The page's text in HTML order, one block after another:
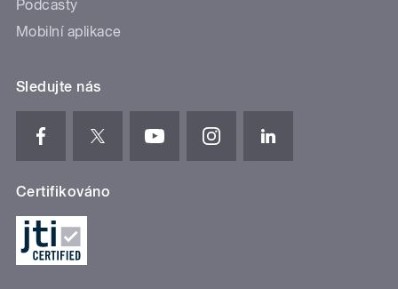
Podcasty
Mobilní aplikace
Sledujte nás
Certifikováno